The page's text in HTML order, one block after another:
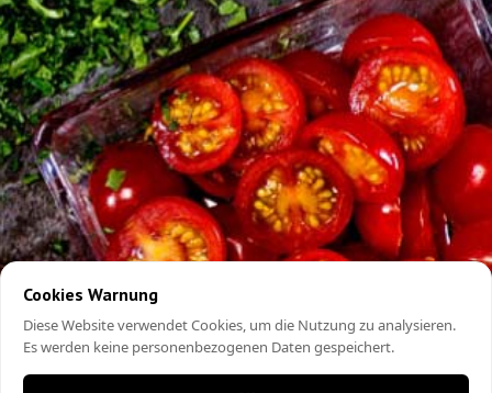
Cookies Warnung
Diese Website verwendet Cookies, um die Nutzung zu analysieren.
Es werden keine personenbezogenen Daten gespeichert.